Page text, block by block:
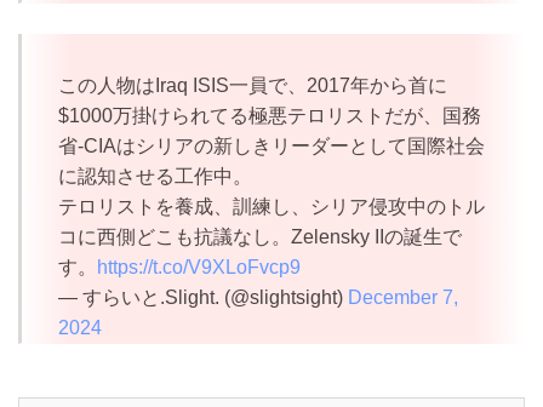
この人物はIraq ISIS一員で、2017年から首に
$1000万掛けられてる極悪テロリストだが、国務
省-CIAはシリアの新しきリーダーとして国際社会
に認知させる工作中。
テロリストを養成、訓練し、シリア侵攻中のトル
コに西側どこも抗議なし。Zelensky IIの誕生で
す。
https://t.co/V9XLoFvcp9
— すらいと.Slight. (@slightsight) December 7,
2024